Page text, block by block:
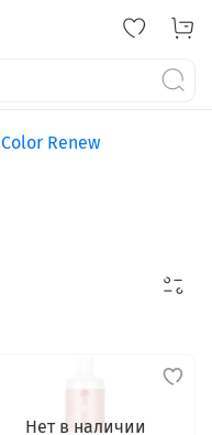
Color Renew
Нет в наличии